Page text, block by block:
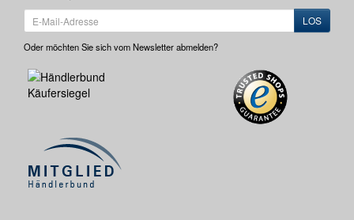
LOS
Oder möchten Sie sich vom Newsletter abmelden?